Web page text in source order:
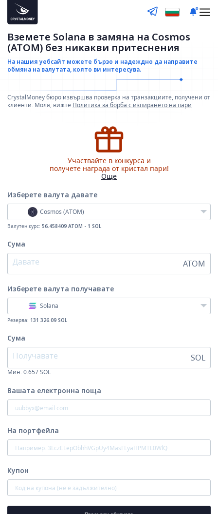
0
Вземете Solana в замяна на Cosmos
(ATOM) без никакви притеснения
На нашия уебсайт можете бързо и надеждно да направите
обмяна на валутата, която ви интересува.
CrystalMoney бюро извършва проверка на транзакциите, получени от
клиенти. Моля, вижте Политика за борба с изпирането на пари
Участвайте в конкурса и
получете награда от кристал пари!
Още
Изберете валута давате
Cosmos (ATOM)
Валутен курс: 56.458409 ATOM - 1 SOL
Сума
ATOM
Изберете валута получавате
Solana
Резерва: 131 326.09 SOL
Сума
SOL
Мин:0.657SOL
Вашата електронна поща
На портфейла
Купон